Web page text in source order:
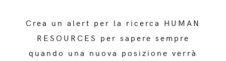
Crea un alert per la ricerca HUMAN
RESOURCES per sapere sempre
quando una nuova posizione verrà